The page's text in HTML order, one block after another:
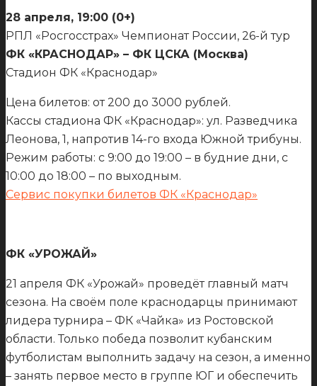
28 апреля, 19:00 (0+)
РПЛ «Росгосстрах» Чемпионат России, 26-й тур
ФК «КРАСНОДАР» – ФК ЦСКА (Москва)
Стадион ФК «Краснодар»
Цена билетов: от 200 до 3000 рублей.
Кассы стадиона ФК «Краснодар»: ул. Разведчика
Леонова, 1, напротив 14-го входа Южной трибуны.
Режим работы: с 9:00 до 19:00 – в будние дни, с
10:00 до 18:00 – по выходным.
Сервис покупки билетов ФК «Краснодар»
ФК «УРОЖАЙ»
21 апреля ФК «Урожай» проведёт главный матч
сезона. На своём поле краснодарцы принимают
лидера турнира – ФК «Чайка» из Ростовской
области. Только победа позволит кубанским
футболистам выполнить задачу на сезон, а именно
– занять первое место в группе ЮГ и обеспечить